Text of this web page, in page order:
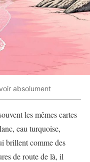
absolument
les mêmes cartes
eau turquoise,
brillent comme des
de route de là, il